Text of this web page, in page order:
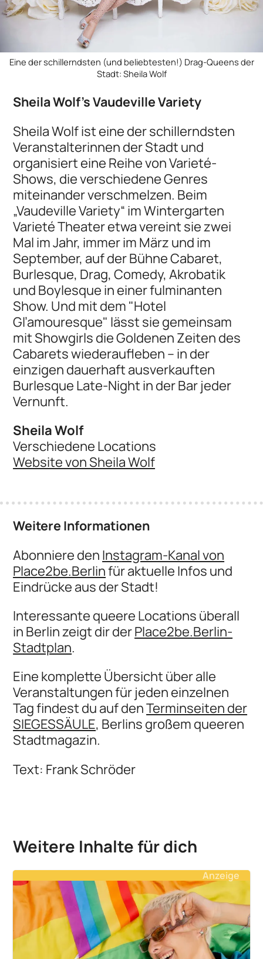
Eine der schillerndsten (und beliebtesten!) Drag-Queens der
Stadt: Sheila Wolf
Sheila Wolf's Vaudeville Variety
Sheila Wolf ist eine der schillerndsten
Veranstalterinnen der Stadt und
organisiert eine Reihe von Varieté-
Shows, die verschiedene Genres
miteinander verschmelzen. Beim
„Vaudeville Variety“ im Wintergarten
Varieté Theater etwa vereint sie zwei
Mal im Jahr, immer im März und im
September, auf der Bühne Cabaret,
Burlesque, Drag, Comedy, Akrobatik
und Boylesque in einer fulminanten
Show. Und mit dem "Hotel
Gl’amouresque" lässt sie gemeinsam
mit Showgirls die Goldenen Zeiten des
Cabarets wiederaufleben – in der
einzigen dauerhaft ausverkauften
Burlesque Late-Night in der Bar jeder
Vernunft.
Sheila Wolf
Verschiedene Locations
Website von Sheila Wolf
Weitere Informationen
Abonniere denInstagram-Kanal von
Place2be.Berlinfür aktuelle Infos und
Eindrücke aus der Stadt!
Interessante queere Locations überall
in Berlin zeigt dir derPlace2be.Berlin-
Stadtplan.
Eine komplette Übersicht über alle
Veranstaltungen für jeden einzelnen
Tag findest du auf denTerminseiten der
SIEGESSÄULE, Berlins großem queeren
Stadtmagazin.
Text: Frank Schröder
Weitere Inhalte für dich
Anzeige